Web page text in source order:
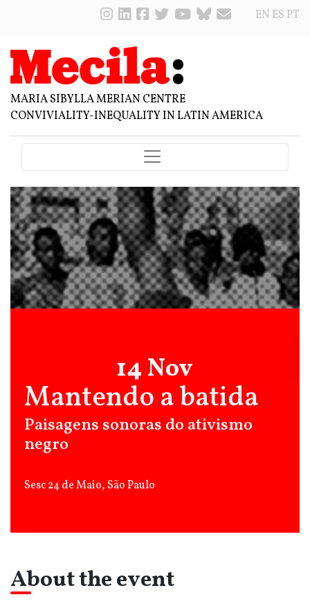
EN ES PT
MARIA SIBYLLA MERIAN CENTRE
CONVIVIALITY-INEQUALITY IN LATIN AMERICA
14 Nov
Mantendo a batida
Paisagens sonoras do ativismo
negro
Sesc 24 de Maio, São Paulo
About the event